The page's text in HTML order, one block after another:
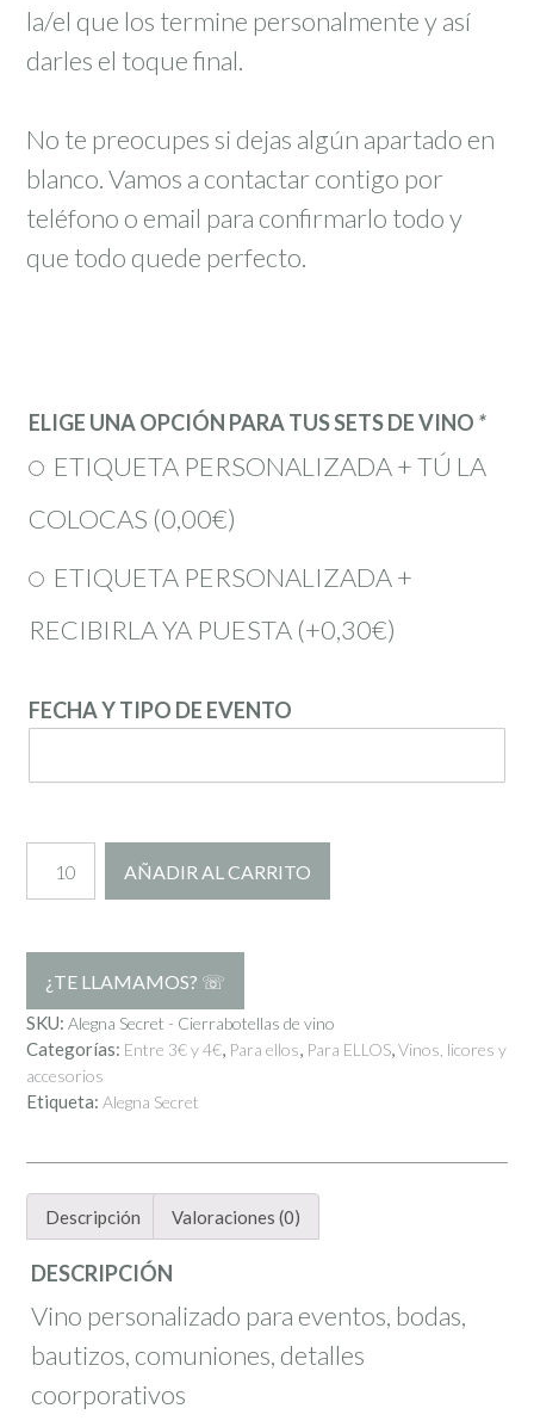
la/el que los termine personalmente y así
darles el toque final.
No te preocupes si dejas algún apartado en
blanco. Vamos a contactar contigo por
teléfono o email para confirmarlo todo y
que todo quede perfecto.
ELIGE UNA OPCIÓN PARA TUS SETS DE VINO *
ETIQUETA PERSONALIZADA + TÚ LA
COLOCAS (0,00€)
ETIQUETA PERSONALIZADA +
RECIBIRLA YA PUESTA (+0,30€)
FECHA Y TIPO DE EVENTO
Set
de
Grand
Reserva
etiqueta
redonda
AÑADIR AL CARRITO
SKU: Alegna Secret - Cierrabotellas de vino
Categorías: Entre 3€ y 4€, Para ellos, Para ELLOS,Vinos, licores y
accesorios
Etiqueta: Alegna Secret
Descripción Valoraciones (0)
DESCRIPCIÓN
Vino personalizado para eventos, bodas,
bautizos, comuniones, detalles
coorporativos